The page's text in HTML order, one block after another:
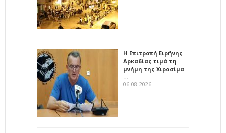
Η Επιτροπή Ειρήνης
Αρκαδίας τιμά τη
μνήμη της Χιροσίμα
…
06-08-2026